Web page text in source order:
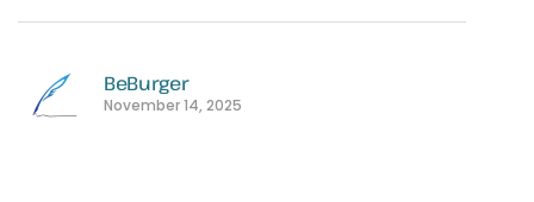
BeBurger
November 14, 2025